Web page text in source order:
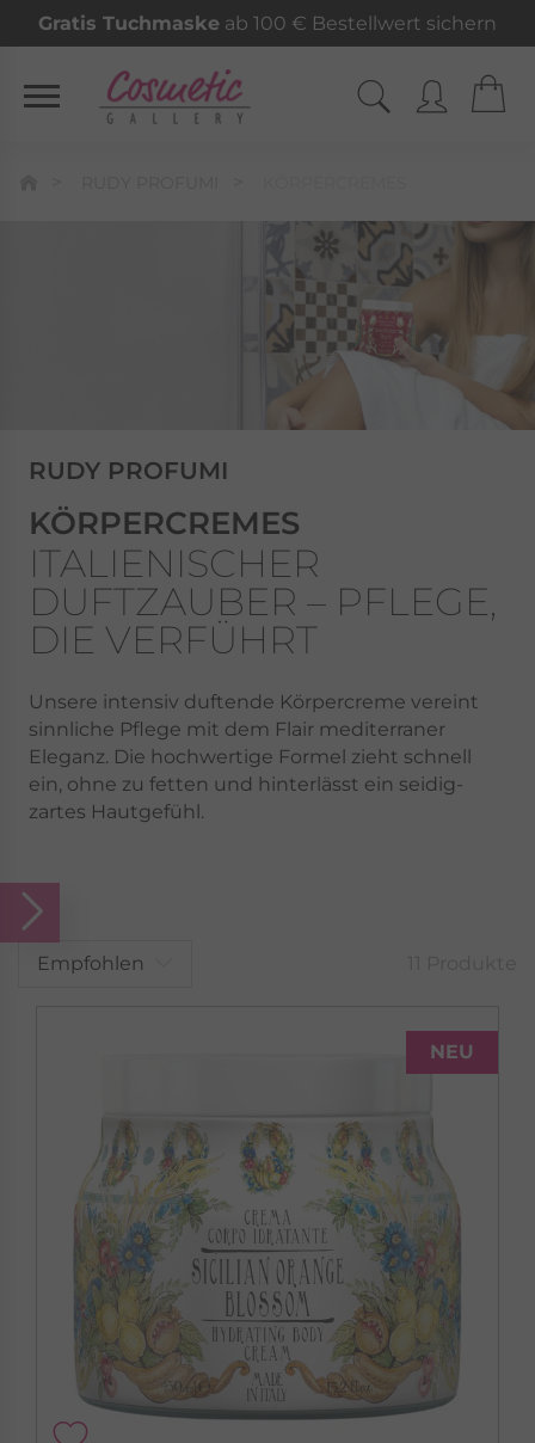
Gratis Tuchmaske ab 100 € Bestellwert sichern
RUDY PROFUMI
KÖRPERCREMES
ITALIENISCHER
DUFTZAUBER – PFLEGE,
DIE VERFÜHRT
Unsere intensiv duftende Körpercreme vereint
sinnliche Pflege mit dem Flair mediterraner
Eleganz. Die hochwertige Formel zieht schnell
ein, ohne zu fetten und hinterlässt ein seidig-
zartes Hautgefühl.
Empfohlen
NEU